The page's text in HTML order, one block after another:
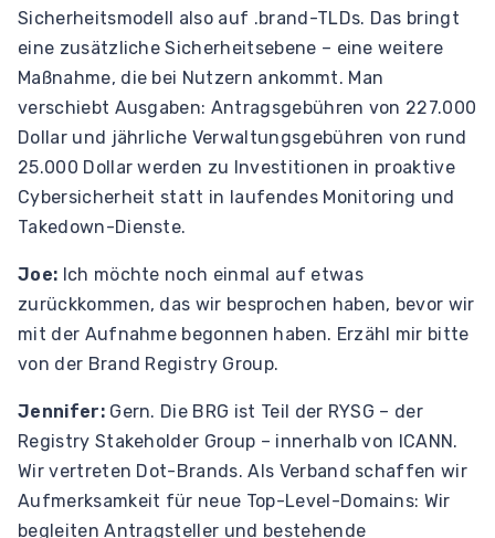
Sicherheitsmodell also auf .brand-TLDs. Das bringt
eine zusätzliche Sicherheitsebene – eine weitere
Maßnahme, die bei Nutzern ankommt. Man
verschiebt Ausgaben: Antragsgebühren von 227.000
Dollar und jährliche Verwaltungsgebühren von rund
25.000 Dollar werden zu Investitionen in proaktive
Cybersicherheit statt in laufendes Monitoring und
Takedown-Dienste.
Joe: Ich möchte noch einmal auf etwas
zurückkommen, das wir besprochen haben, bevor wir
mit der Aufnahme begonnen haben. Erzähl mir bitte
von der Brand Registry Group.
Jennifer:Gern. Die BRG ist Teil der RYSG – der
Registry Stakeholder Group – innerhalb von ICANN.
Wir vertreten Dot-Brands. Als Verband schaffen wir
Aufmerksamkeit für neue Top-Level-Domains: Wir
begleiten Antragsteller und bestehende